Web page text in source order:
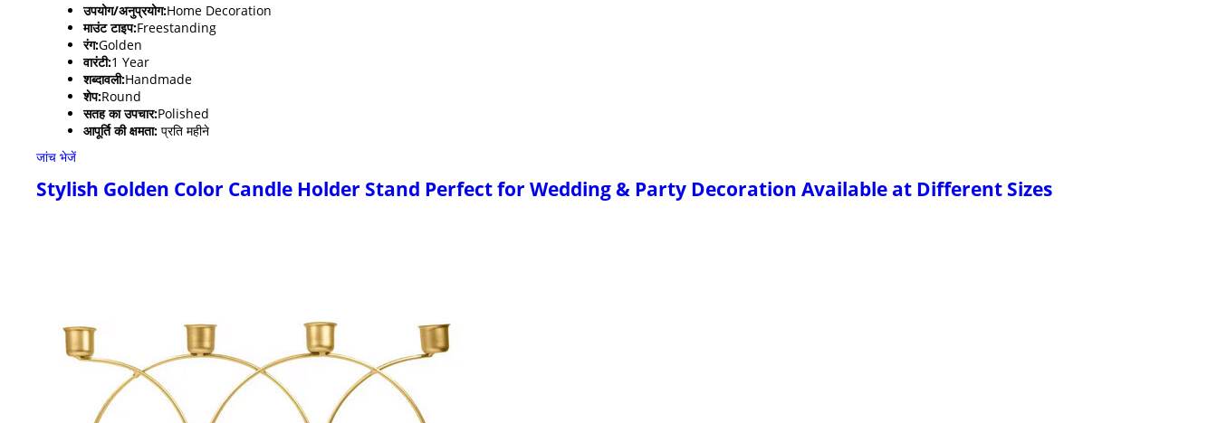
उपयोग/अनुप्रयोग:Home Decoration
माउंट टाइप:Freestanding
रंग:Golden
वारंटी:1 Year
शब्दावली:Handmade
शेप:Round
सतह का उपचार:Polished
आपूर्ति की क्षमता: प्रति महीने
जांच भेजें
Stylish Golden Color Candle Holder Stand Perfect for Wedding & Party Decoration Available at Different Sizes